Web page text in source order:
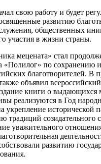
свою работу и будет
развитию
общественных
участия в жизни страны.
мецената» стал
«Полилог» по сохранению
благотворителей. В
объявил
книги о выдающихся
реализуются в Год
укрепление исторической
традиций созидательного
уважительного
развитию